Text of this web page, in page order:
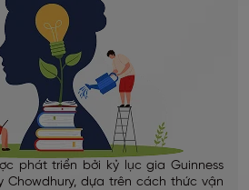
phát triển bởi kỷ lục gia Guinness
Chowdhury, dựa trên cách thức vận